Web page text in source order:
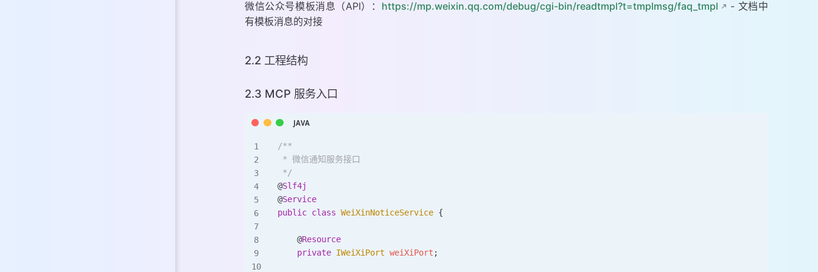
微信公众号模板消息（API）： https://mp.weixin.qq.com/debug/cgi-bin/readtmpl?t=tmplmsg/faq_tmpl
- 文档中
有模板消息的对接
2.2 工程结构
2.3 MCP 服务入口
/**
* 微信通知服务接口
*/
@Slf4j
@Service
public class WeiXinNoticeService {
    @
Resource
    private
IWeiXiPort weiXiPort ;